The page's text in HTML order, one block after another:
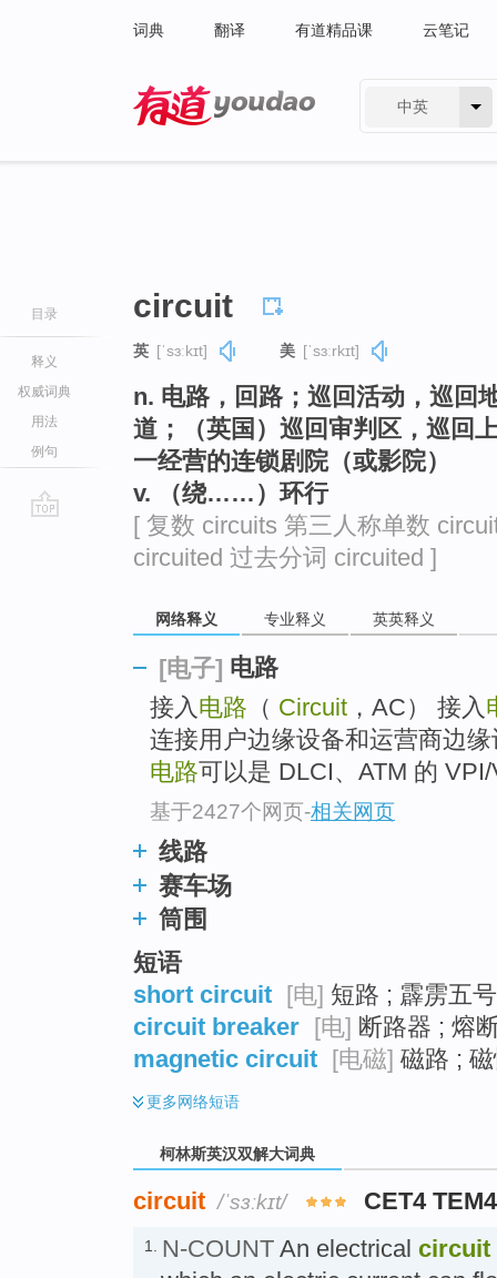
词典 翻译 有道精品课 云笔记
中英
目录
释义
权威词典
用法
例句
circuit
英 [ˈsɜːkɪt] 美 [ˈsɜːrkɪt]
n. 电路，回路；巡回活动，巡回
道；（英国）巡回审判区，巡回
一经营的连锁剧院（或影院）
v. （绕……）环行
[ 复数 circuits 第三人称单数
circuited 过去分词 circuited ]
网络释义 专业释义 英英释义
[电子] 电路
接入电路 （ Circuit ，AC） 接入
连接用户边缘设备和运营商边
电路可以是 DLCI、ATM 的 VPI/
基于2427个网页-相关网页
线路
赛车场
筒围
短语
short circuit [电] 短路 ; 霹雳五
circuit breaker [电] 断路器 ; 熔
magnetic circuit [电磁] 磁路 ;
更多网络短语
柯林斯英汉双解大词典
circuit /ˈsɜːkɪt/ CET4 TEM4
1. N-COUNT An electrical circuit